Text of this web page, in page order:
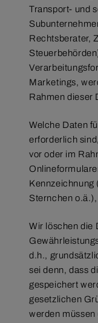
Transport- und
Rechtsberater,
Marketings,
Rahmen dieser
Welche Daten
erforderlich
vor oder im
Kennzeichnung
Sternchen
Wir löschen die
d.h.,
sei denn, dass
gespeichert
gesetzlichen
werden